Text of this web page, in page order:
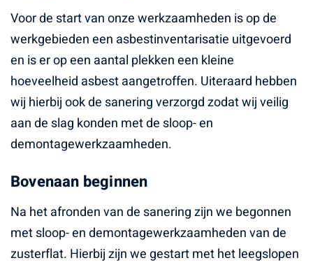
Voor de start van onze werkzaamheden is op de
werkgebieden een asbestinventarisatie uitgevoerd
en is er op een aantal plekken een kleine
hoeveelheid asbest aangetroffen. Uiteraard hebben
wij hierbij ook de sanering verzorgd zodat wij veilig
aan de slag konden met de sloop- en
demontagewerkzaamheden.
Bovenaan beginnen
Na het afronden van de sanering zijn we begonnen
met sloop- en demontagewerkzaamheden van de
zusterflat. Hierbij zijn we gestart met het leegslopen